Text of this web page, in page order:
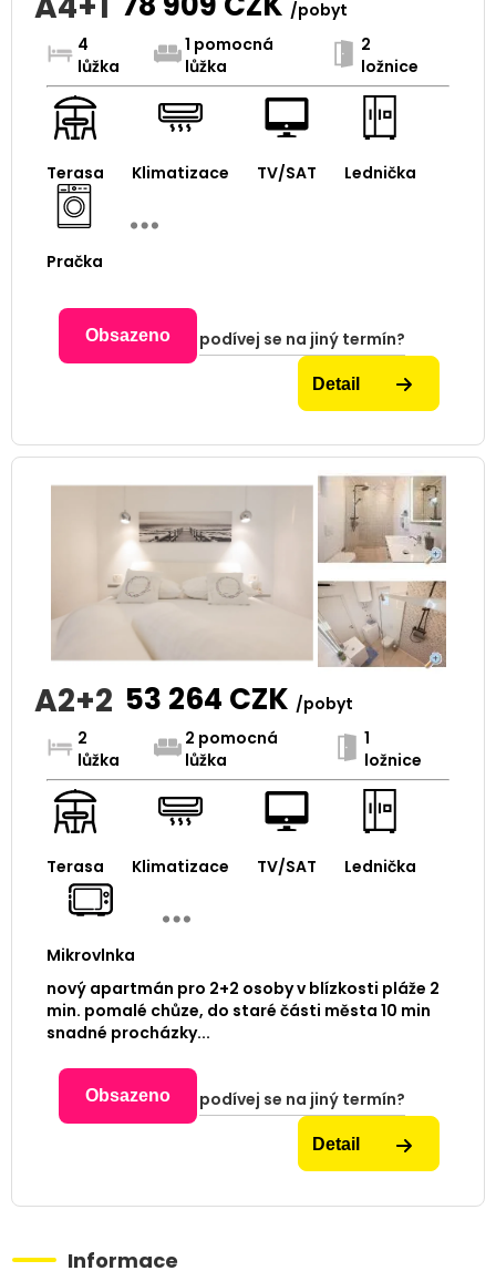
/pobyt
4
lůžka
1 pomocná
lůžka
2
ložnice
Terasa Klimatizace TV/SAT Lednička
Pračka
Obsazeno podívej se na jiný termín?
Detail
A2+2 53 264 CZK /pobyt
2
lůžka
2 pomocná
lůžka
1
ložnice
Terasa Klimatizace TV/SAT Lednička
Mikrovlnka
nový apartmán pro 2+2 osoby v blízkosti pláže 2
min. pomalé chůze, do staré části města 10 min
snadné procházky...
Obsazeno podívej se na jiný termín?
Detail
Informace